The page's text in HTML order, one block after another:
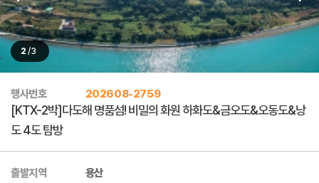
3 /3
행사번호 202608-2759
[KTX-2박]다도해 명품섬! 비밀의 화원 하화도&금오도&오동도&낭
도 4도 탐방
출발지역
용산